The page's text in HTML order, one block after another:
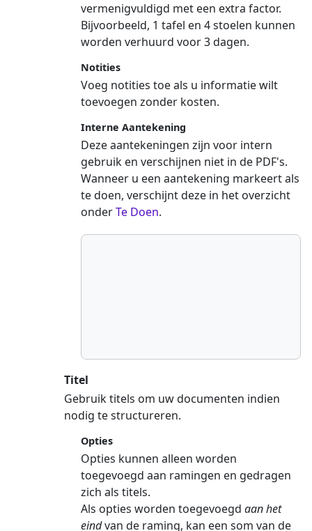
vermenigvuldigd met een extra factor.
Bijvoorbeeld, 1 tafel en 4 stoelen kunnen
worden verhuurd voor 3 dagen.
Notities
Voeg notities toe als u informatie wilt
toevoegen zonder kosten.
Interne Aantekening
Deze aantekeningen zijn voor intern
gebruik en verschijnen niet in de PDF's.
Wanneer u een aantekening markeert als
te doen, verschijnt deze in het overzicht
onderTe Doen.
Titel
Gebruik titels om uw documenten indien
nodig te structureren.
Opties
Opties kunnen alleen worden
toegevoegd aan ramingen en gedragen
zich als titels.
Als opties worden toegevoegd aan het
eindvan de raming, kan een som van de